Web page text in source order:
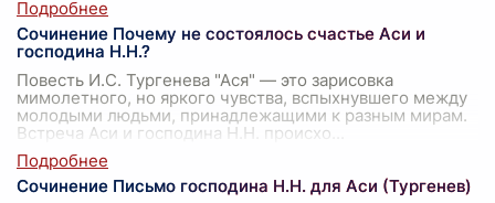
Сочинение Почему не состоялось счастье Аси и
господина Н.Н.?
Повесть И.С. Тургенева "Ася" — это зарисовка
мимолетного, но яркого чувства, вспыхнувшего между
молодыми людьми, принадлежащими к разным мирам.
Встреча Аси и господина Н.Н. происхо
Сочинение Письмо господина Н.Н. для Аси (Тургенев)